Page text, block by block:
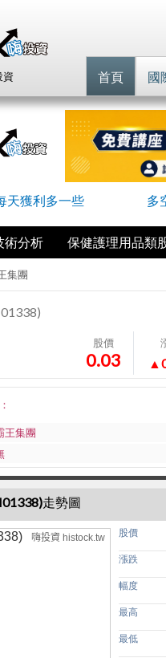
資 首頁 國
天獲利多一些 多
術分析 保健護理用品類
集團
股價
0.03
王集團
走勢圖
嗨投資 histock.tw
股價
漲跌
幅度
最高
最低